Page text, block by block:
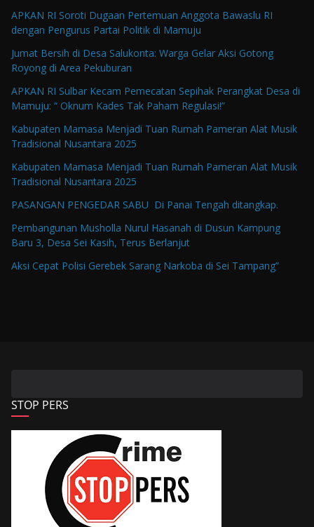
APKAN RI Soroti Dugaan Pertemuan Anggota Bawaslu RI
dengan Pengurus Partai Politik di Mamuju
Jumat Bersih di Desa Salukonta: Warga Gelar Aksi Gotong
Royong di Area Pekuburan
APKAN RI Sulbar Kecam Pemecatan Sepihak Perangkat Desa di
Mamuju: “ Oknum Kades Tak Paham Regulasi!”
Kabupaten Mamasa Menjadi Tuan Rumah Pameran Alat Musik
Tradisional Nusantara 2025
Kabupaten Mamasa Menjadi Tuan Rumah Pameran Alat Musik
Tradisional Nusantara 2025
PASANGAN PENGEDAR SABU Di Panai Tengah ditangkap.
Pembangunan Musholla Nurul Hasanah di Dusun Kampung
Baru 3, Desa Sei Kasih, Terus Berlanjut
Aksi Cepat Polisi Gerebek Sarang Narkoba di Sei Tampang”
STOP PERS